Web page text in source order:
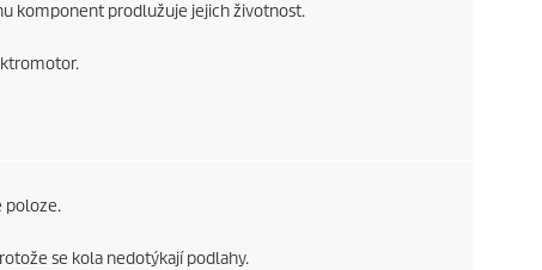
komponent prodlužuje jejich životnost.
poloze.
se kola nedotýkají podlahy.